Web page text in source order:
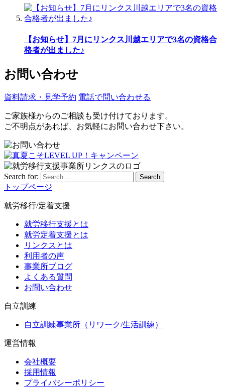
【お知らせ】7月にリンクス川越エリアで3名の資格合
格者が出ました♪
お問い合わせ
資料請求・見学予約 電話で問い合わせる
ご家族様からのご相談も受け付けております。
ご不明点があれば、お気軽にお問い合わせ下さい。
Search for: Search
トップページ
就労移行/定着支援
就労移行支援とは
就労定着支援とは
リンクスとは
利用者の声
事業所ブログ
よくある質問
お問い合わせ
自立訓練
自立訓練事業所（リワーク/生活訓練）
運営情報
会社概要
採用情報
プライバシーポリシー